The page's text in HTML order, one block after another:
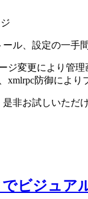
ル、設定の一手
ジ変更により管
xmlrpc防御により
非お試しいただ
ビジュア